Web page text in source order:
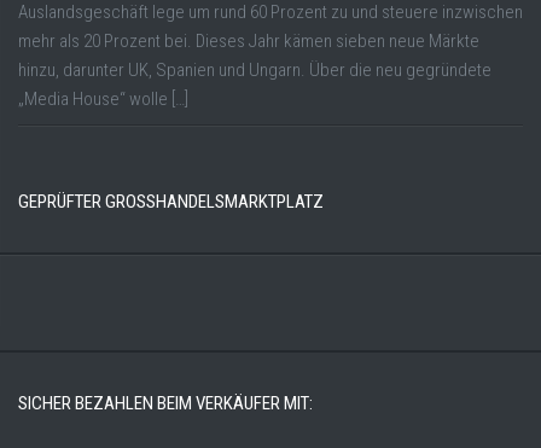
Auslandsgeschäft lege um rund 60 Prozent zu und steuere inzwischen
mehr als 20 Prozent bei. Dieses Jahr kämen sieben neue Märkte
hinzu, darunter UK, Spanien und Ungarn. Über die neu gegründete
„Media House“ wolle […]
GEPRÜFTER GROSSHANDELSMARKTPLATZ
SICHER BEZAHLEN BEIM VERKÄUFER MIT: